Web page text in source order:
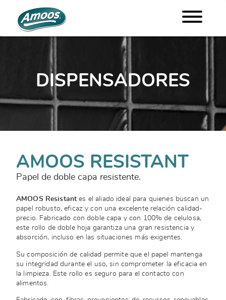
DISPENSADORES
AMOOS RESISTANT
Papel de doble capa resistente.
AMOOS Resistant es el aliado ideal para quienes buscan un
papel robusto, eficaz y con una excelente relación calidad-
precio. Fabricado con doble capa y con 100% de celulosa,
este rollo de doble hoja garantiza una gran resistencia y
absorción, incluso en las situaciones más exigentes.
Su composición de calidad permite que el papel mantenga
su integridad durante el uso, sin comprometer la eficacia en
la limpieza. Este rollo es seguro para el contacto con
alimentos.